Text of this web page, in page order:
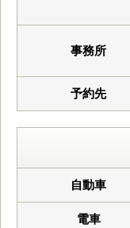
事務所
予約先
自動車
電車